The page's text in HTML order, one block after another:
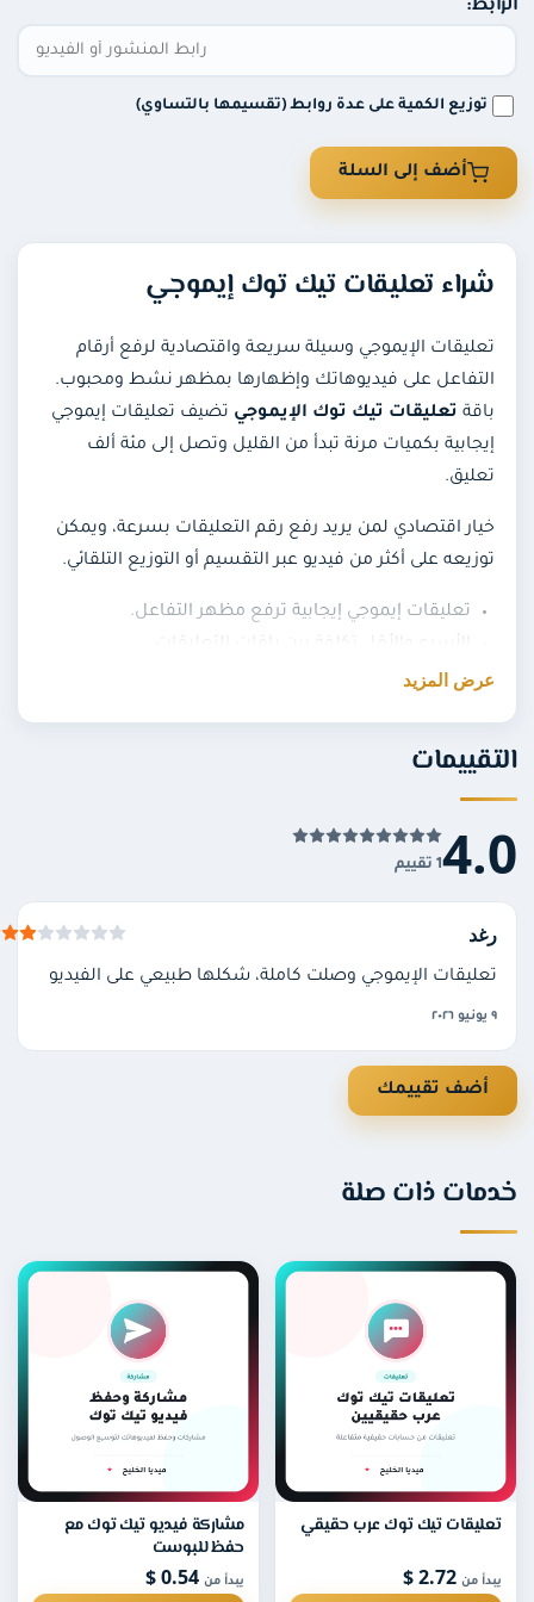
عروض
توزيع الكمية على عدة روابط (تقسيمها بالتساوي)
أضف إلى السلة
شراء تعليقات تيك توك إيموجي
تعليقات الإيموجي وسيلة سريعة واقتصادية لرفع أرقام
التفاعل على فيديوهاتك وإظهارها بمظهر نشط ومحبوب.
باقةتعليقات تيك توك الإيموجيتضيف تعليقات إيموجي
إيجابية بكميات مرنة تبدأ من القليل وتصل إلى مئة ألف
تعليق.
خيار اقتصادي لمن يريد رفع رقم التعليقات بسرعة، ويمكن
توزيعه على أكثر من فيديو عبر التقسيم أو التوزيع التلقائي.
تعليقات إيموجي إيجابية ترفع مظهر التفاعل.
كميات مرنة من ٥ وحتى ١٠٠ ألف تعليق.
لتنفيذ طلبك، أدخل رابط الفيديو على تيك توك (أو استخدم
واختر الباقة المناسبة، ويبدأ التنفيذ تلقائياً بعد الدفع دون
الحاجة إلى كلمة المرور.
ما الفرق بين تعليقات الإيموجي والتعليقات
المكتوبة؟
تعليقات الإيموجي رموز تعبيرية سريعة واقتصادية لرفع رقم
التفاعل، بينما التعليقات المرتبطة بالمحتوى كلمات مكتوبة
تناسب موضوع الفيديو.
عرض المزيد
1 تقييم
تعليقات الإيموجي وصلت كاملة، شكلها طبيعي على الفيديو
أضف تقييمك
ذات صلة
تيك توك عرب حقيقي
من2.72 $
مشاركة فيديو تيك توك مع
حفظ للبوست
يبدأ من0.54 $